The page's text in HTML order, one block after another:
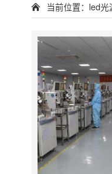
当前位置： led光